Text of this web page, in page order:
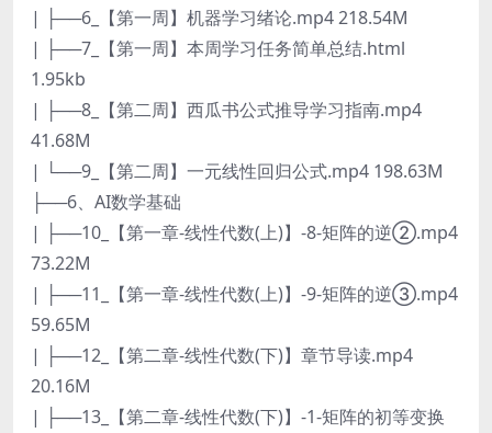
| ├──6_【第一周】机器学习绪论.mp4 218.54M
| ├──7_【第一周】本周学习任务简单总结.html
1.95kb
| ├──8_【第二周】西瓜书公式推导学习指南.mp4
41.68M
| └──9_【第二周】一元线性回归公式.mp4 198.63M
├──6、AI数学基础
| ├──10_【第一章-线性代数(上)】-8-矩阵的逆②.mp4
73.22M
| ├──11_【第一章-线性代数(上)】-9-矩阵的逆③.mp4
59.65M
| ├──12_【第二章-线性代数(下)】章节导读.mp4
20.16M
| ├──13_【第二章-线性代数(下)】-1-矩阵的初等变换